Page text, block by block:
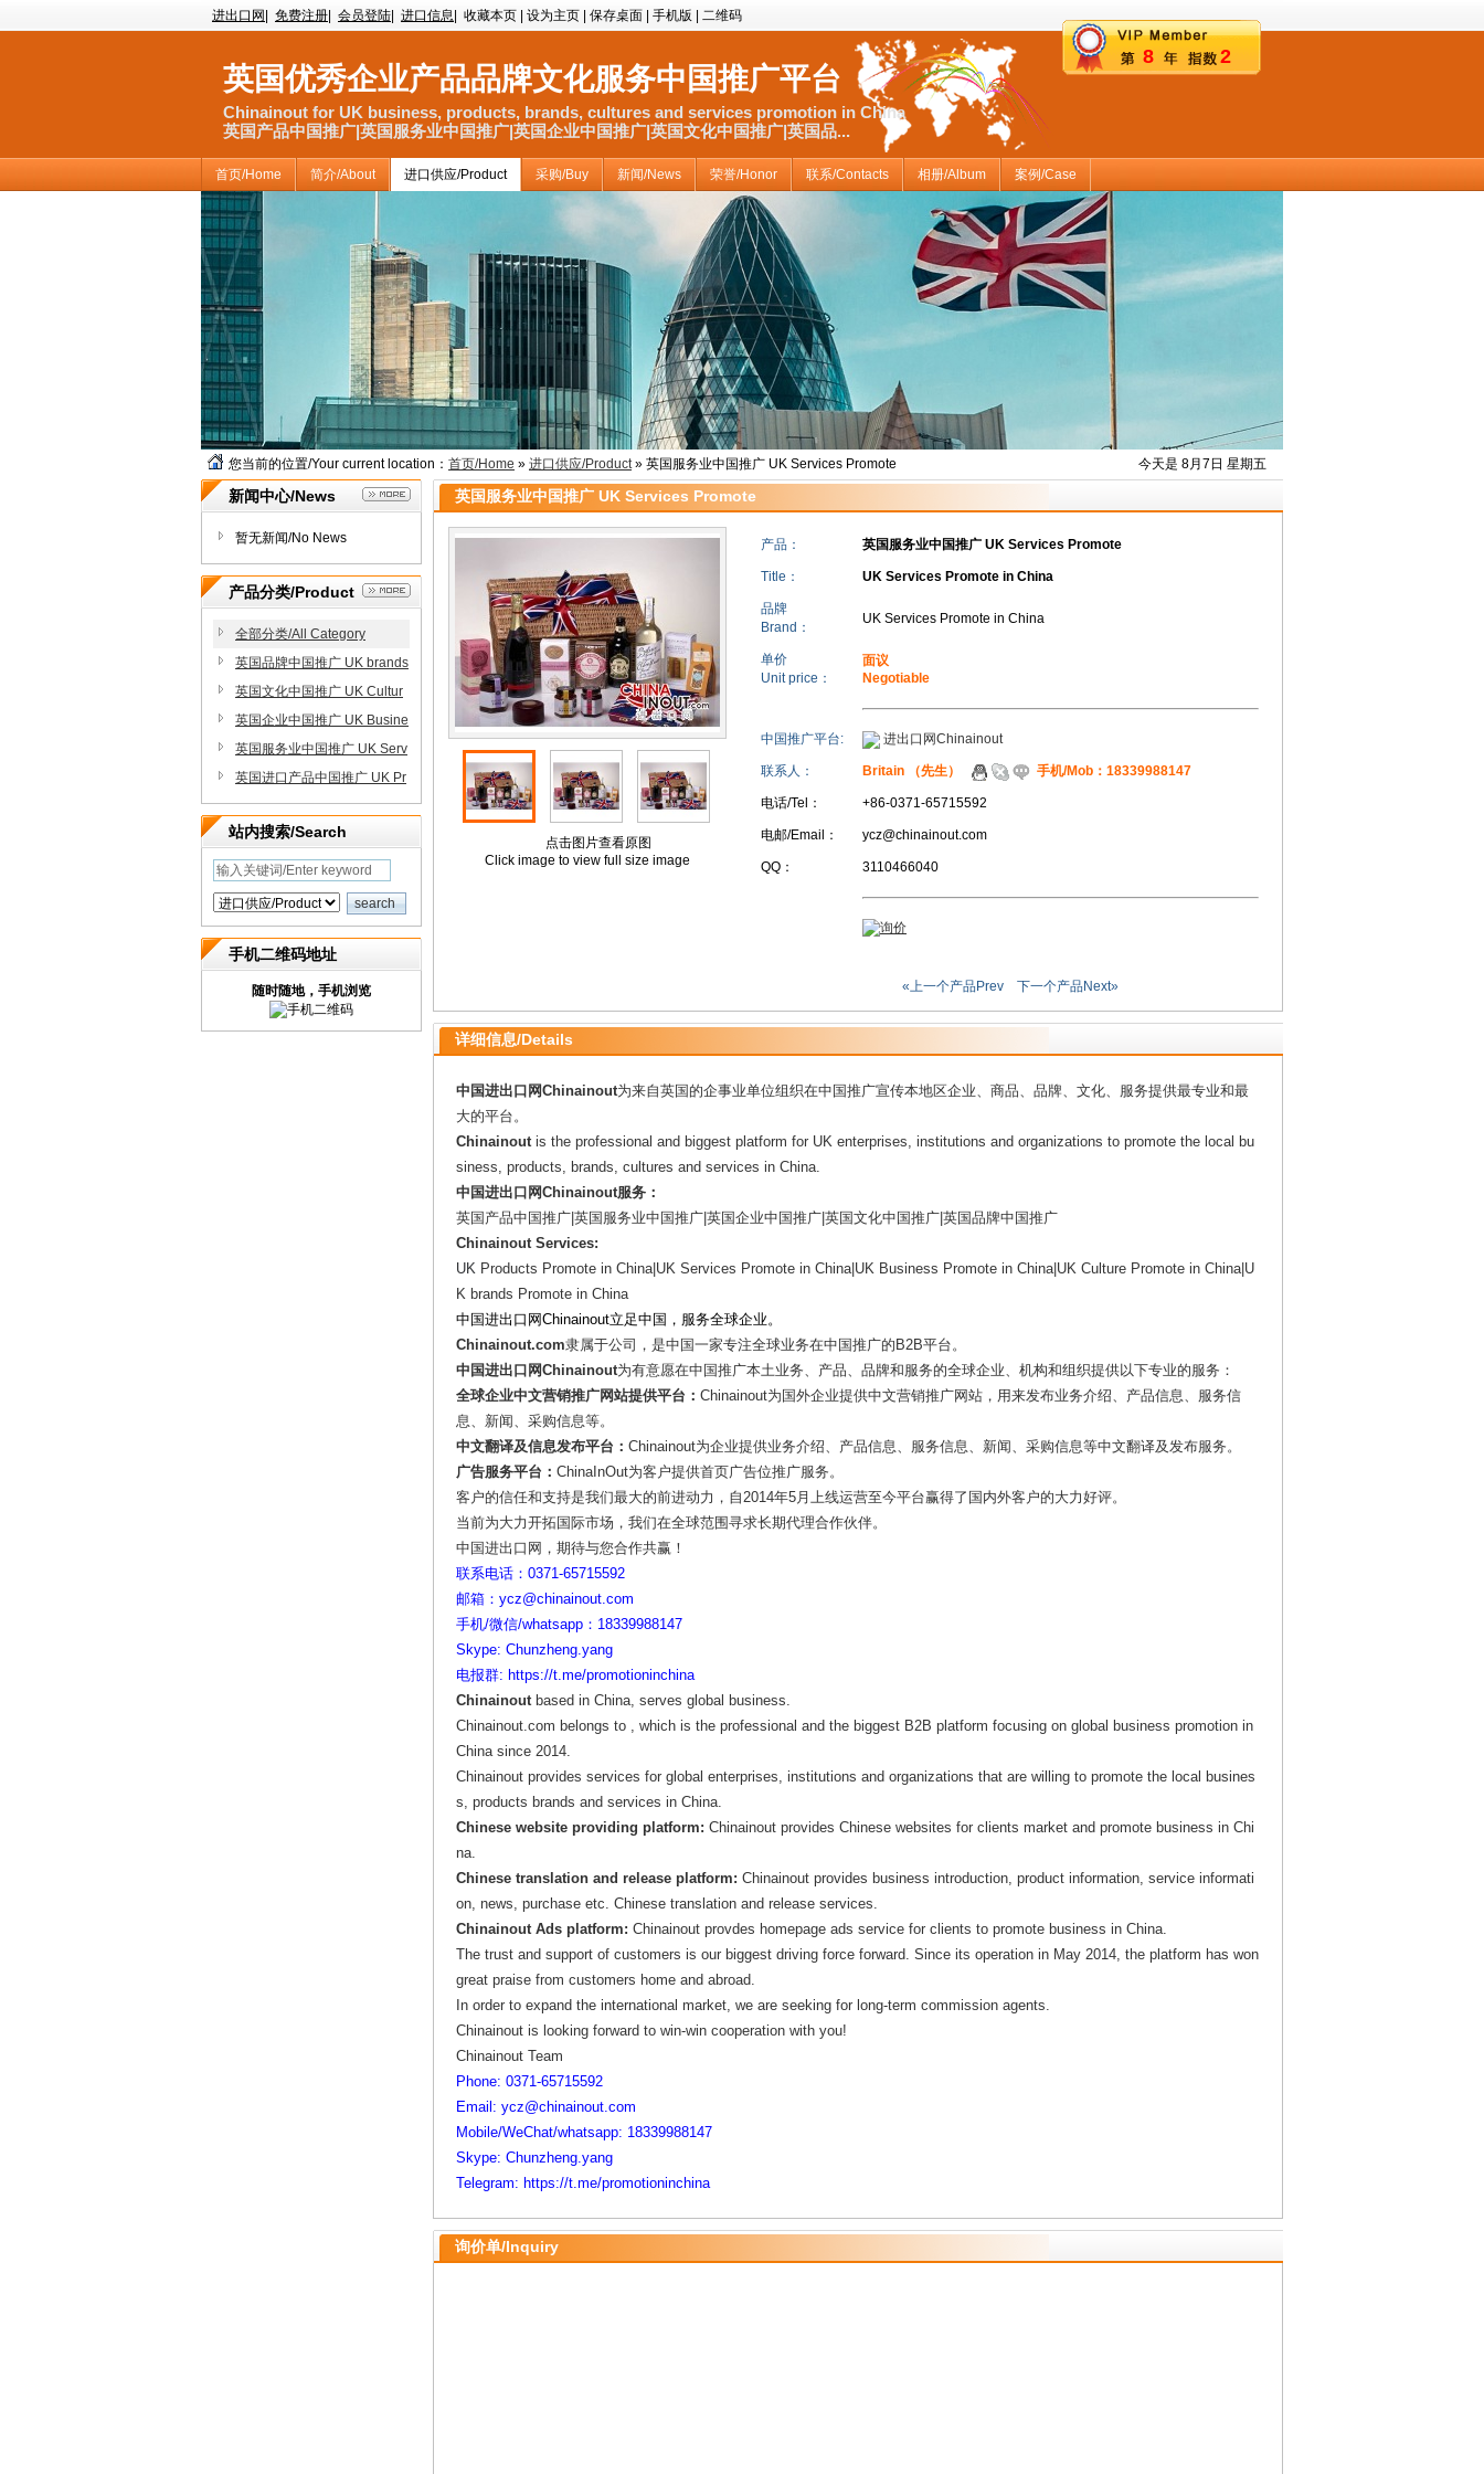
进出口网 免费注册 会员登陆 进口信息 收藏本页 设为主页 保存桌面 手机版 二维码
8 2
英国优秀企业产品品牌文化服务中国推广平台
Chinainout for UK business, products, brands, cultures and services promotion in China
英国产品中国推广|英国服务业中国推广|英国企业中国推广|英国文化中国推广|英国品...
首页/Home 简介/About 进口供应/Product 采购/Buy 新闻/News 荣誉/Honor 联系/Contacts 相册/Album 案例/Case
今天是 8月7日 星期五
您当前的位置/Your current location： 首页/Home » 进口供应/Product» 英国服务业中国推广 UK Services Promote
新闻中心/News
暂无新闻/No News
产品分类/Product
全部分类/All Category
英国品牌中国推广 UK brands
Promote in China
英国文化中国推广 UK Cultur
e Promote in China
英国企业中国推广 UK Busine
ss Promote in China
英国服务业中国推广 UK Serv
ices Promote in China
英国进口产品中国推广 UK Pr
oducts Promote in China
站内搜索/Search
手机二维码地址
随时随地，手机浏览
英国服务业中国推广 UK Services Promote
点击图片查看原图
Click image to view full size image
产品： 英国服务业中国推广 UK Services Promote
Title： UK Services Promote in China
品牌
Brand：
UK Services Promote in China
单价
Unit price：
面议
Negotiable
中国推广平台: 进出口网Chinainout
联系人： Britain （先生） 手机/Mob：18339988147
电话/Tel： +86-0371-65715592
电邮/Email： ycz@chinainout.com
QQ： 3110466040
«上一个产品Prev 下一个产品Next»
详细信息/Details
中国进出口网Chinainout为来自英国的企事业单位组织在中国推广宣传本地区企业、商品、品牌、文化、服务提供最专业和最
大的平台。
Chinainoutis the professional and biggest platform for UK enterprises, institutions and organizations to promote the local bu
siness, products, brands, cultures and services in China.
中国进出口网Chinainout服务：
英国产品中国推广|英国服务业中国推广|英国企业中国推广|英国文化中国推广|英国品牌中国推广
Chinainout Services:
UK Products Promote in China|UK Services Promote in China|UK Business Promote in China|UK Culture Promote in China|U
K brands Promote in China
中国进出口网Chinainout立足中国，服务全球企业。
Chinainout.com隶属于公司，是中国一家专注全球业务在中国推广的B2B平台。
中国进出口网Chinainout为有意愿在中国推广本土业务、产品、品牌和服务的全球企业、机构和组织提供以下专业的服务：
全球企业中文营销推广网站提供平台： Chinainout为国外企业提供中文营销推广网站，用来发布业务介绍、产品信息、服务信
息、新闻、采购信息等。
中文翻译及信息发布平台： Chinainout为企业提供业务介绍、产品信息、服务信息、新闻、采购信息等中文翻译及发布服务。
广告服务平台： ChinaInOut为客户提供首页广告位推广服务。
客户的信任和支持是我们最大的前进动力，自2014年5月上线运营至今平台赢得了国内外客户的大力好评。
当前为大力开拓国际市场，我们在全球范围寻求长期代理合作伙伴。
中国进出口网，期待与您合作共赢！
联系电话：0371-65715592
邮箱：ycz@chinainout.com
手机/微信/whatsapp：18339988147
Skype: Chunzheng.yang
电报群: https://t.me/promotioninchina
Chinainoutbased in China, serves global business.
Chinainout.com belongs to , which is the professional and the biggest B2B platform focusing on global business promotion in
China since 2014.
Chinainout provides services for global enterprises, institutions and organizations that are willing to promote the local busines
s, products brands and services in China.
Chinese website providing platform: Chinainout provides Chinese websites for clients market and promote business in Chi
na.
Chinese translation and release platform: Chinainout provides business introduction, product information, service informati
on, news, purchase etc. Chinese translation and release services.
Chinainout Ads platform: Chinainout provdes homepage ads service for clients to promote business in China.
The trust and support of customers is our biggest driving force forward. Since its operation in May 2014, the platform has won
great praise from customers home and abroad.
In order to expand the international market, we are seeking for long-term commission agents.
Chinainout is looking forward to win-win cooperation with you!
Chinainout Team
Phone: 0371-65715592
Email: ycz@chinainout.com
Mobile/WeChat/whatsapp: 18339988147
Skype: Chunzheng.yang
Telegram: https://t.me/promotioninchina
询价单/Inquiry